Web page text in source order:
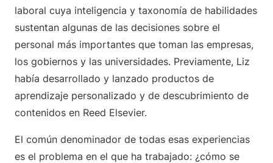
laboral cuya inteligencia y taxonomía de habilidades
sustentan algunas de las decisiones sobre el
personal más importantes que toman las empresas,
los gobiernos y las universidades. Previamente, Liz
había desarrollado y lanzado productos de
aprendizaje personalizado y de descubrimiento de
contenidos en Reed Elsevier.
El común denominador de todas esas experiencias
es el problema en el que ha trabajado: ¿cómo se